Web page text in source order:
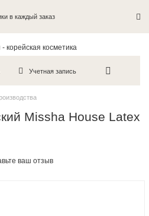
в каждый заказ
Учетная запись
Missha House Latex
ваш отзыв